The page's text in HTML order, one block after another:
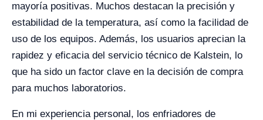
mayoría positivas. Muchos destacan la precisión y
estabilidad de la temperatura, así como la facilidad de
uso de los equipos. Además, los usuarios aprecian la
rapidez y eficacia del servicio técnico de Kalstein, lo
que ha sido un factor clave en la decisión de compra
para muchos laboratorios.
En mi experiencia personal, los enfriadores de